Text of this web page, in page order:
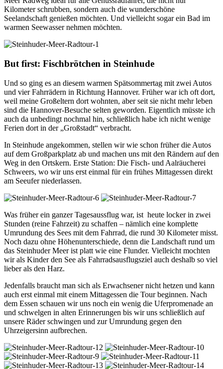
Kilometer schrubben, sondern auch die wunderschöne
Seelandschaft genießen möchten. Und vielleicht sogar ein Bad im
warmen Seewasser nehmen möchten.
But first: Fischbrötchen in Steinhude
Und so ging es an diesem warmen Spätsommertag mit zwei Autos
und vier Fahrrädern in Richtung Hannover. Früher war ich oft dort,
weil meine Großeltern dort wohnten, aber seit sie nicht mehr leben
sind die Hannover-Besuche selten geworden. Eigentlich müsste ich
auch da unbedingt nochmal hin, schließlich habe ich nicht wenige
Ferien dort in der „Großstadt“ verbracht.
In Steinhude angekommen, stellen wir wie schon früher die Autos
auf dem Großparkplatz ab und machen uns mit den Rändern auf den
Weg in den Ortskern. Erste Station: Die Fisch- und Aalräucherei
Schweers, wo wir uns erst einmal für ein frühes Mittagessen direkt
am Seeufer niederlassen.
Was früher ein ganzer Tagesaussflug war, ist heute locker in zwei
Stunden (reine Fahrzeit) zu schaffen – nämlich eine komplette
Umrundung des Sees mit dem Fahrrad, die rund 30 Kilometer misst.
Noch dazu ohne Höhenunterschiede, denn die Landschaft rund um
das Steinhuder Meer ist platt wie eine Flunder. Vielleicht mochten
wir als Kinder den See als Fahrradsausflugsziel auch deshalb so viel
lieber als den Harz.
Jedenfalls braucht man sich als Erwachsener nicht hetzen und kann
auch erst einmal mit einem Mittagessen die Tour beginnen. Nach
dem Essen schauen wir uns noch ein wenig die Uferpromenade an
und schwelgen in alten Erinnerungen bis wir uns schließlich auf
unsere Räder schwingen und zur Umrundung gegen den
Uhrzeigersinn aufbrechen.